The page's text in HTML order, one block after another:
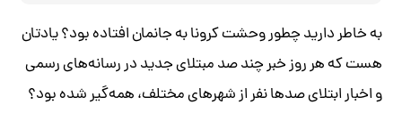
به خاطر دارید چطور وحشت کرونا به جانمان افتاده بود؟ یادتان
هست که هر روز خبر چند صد مبتلای جدید در رسانه‌های رسمی
و اخبار ابتلای صدها نفر از شهرهای مختلف، همه‌گیر شده بود؟